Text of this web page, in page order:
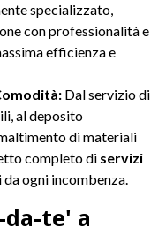
specializzato,
con professionalità e
efficienza e
Dal servizio di
al deposito
di materiali
completo di servizi
ogni incombenza.
da-te' a